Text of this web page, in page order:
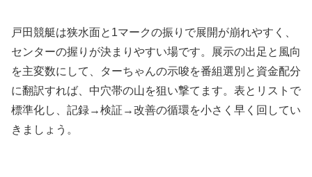
戸田競艇は狭水面と1マークの振りで展開が崩れやすく、
センターの握りが決まりやすい場です。展示の出足と風向
を主変数にして、ターちゃんの示唆を番組選別と資金配分
に翻訳すれば、中穴帯の山を狙い撃てます。表とリストで
標準化し、記録→検証→改善の循環を小さく早く回してい
きましょう。